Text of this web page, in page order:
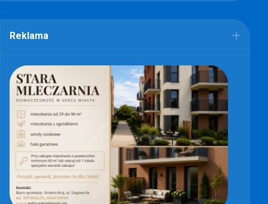
Reklama